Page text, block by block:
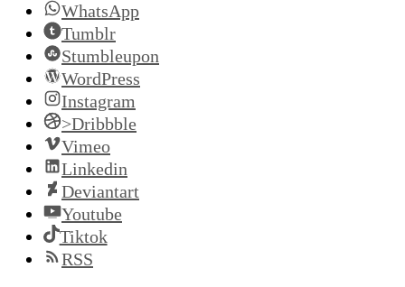
WhatsApp
Tumblr
Stumbleupon
WordPress
Instagram
>Dribbble
Vimeo
Linkedin
Deviantart
Youtube
Tiktok
RSS